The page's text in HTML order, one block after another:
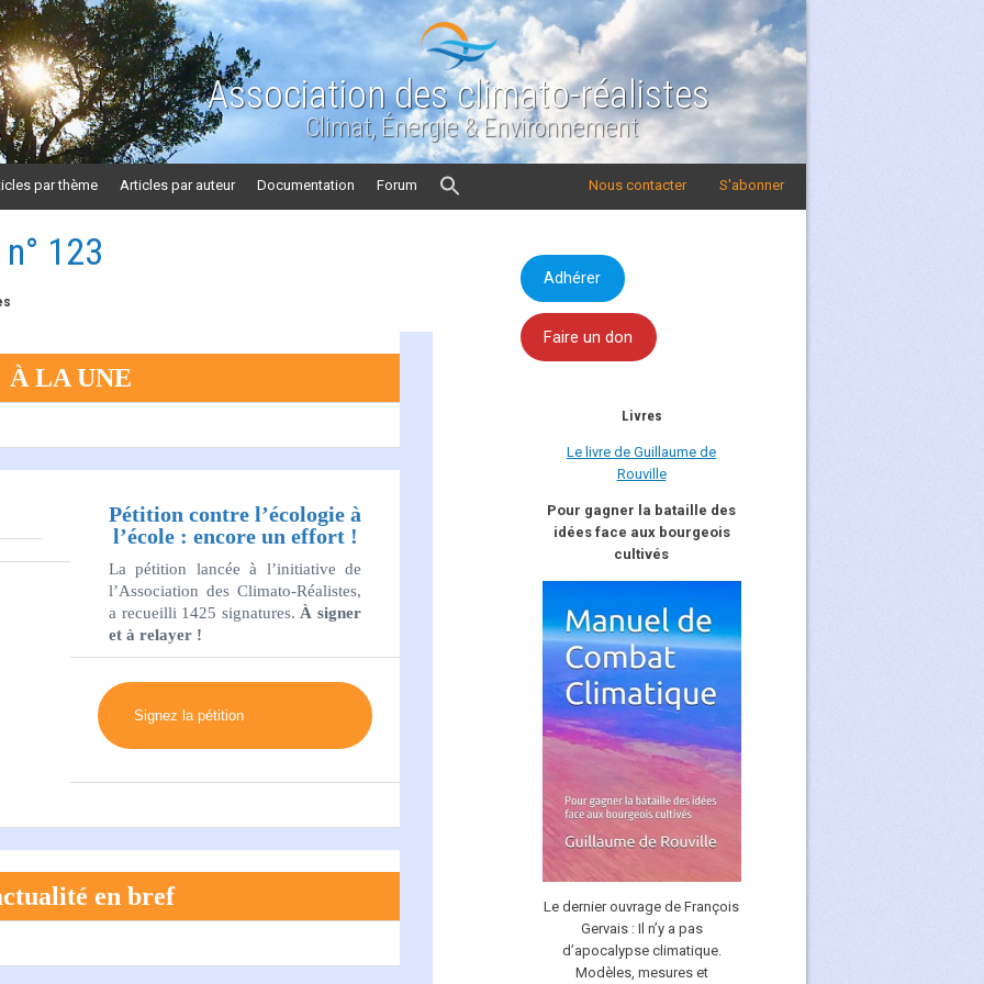
Association des climato-réalistes
Climat, Énergie & Environnement
par thème Articles par auteur Documentation Forum S'abonner
Nous contacter
123
À LA UNE
Pétition contre l’écologie à
l’école : encore un effort !
La pétition lancée à l’initiative de
l’Association des Climato-Réalistes,
a recueilli 1425 signatures. À signer
et à relayer !
Signez la pétition
en bref
Adhérer
Faire un don
Livres
Le livre de Guillaume de
Rouville
Pour gagner la bataille des
idées face aux bourgeois
cultivés
Le dernier ouvrage de François
Gervais : Il n’y a pas
d’apocalypse climatique.
Modèles, mesures et